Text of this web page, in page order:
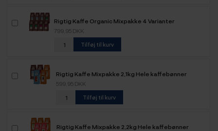
Rigtig Kaffe Organic Mixpakke 4 Varianter
799,95 DKK
Tilføj til kurv
Rigtig Kaffe Mixpakke 2,1kg Hele kaffebønner
599,95 DKK
Tilføj til kurv
Rigtig Kaffe Mixpakke 2,2kg Hele kaffebønner